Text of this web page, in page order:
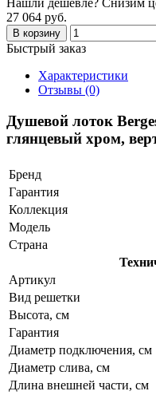
27 064 руб.
В корзину
Быстрый заказ
Характеристики
Отзывы (0)
Душевой лоток
глянцевый хром,
Бренд
Гарантия
Коллекция
Модель
Страна
Артикул
Вид решетки
Высота, см
Гарантия
Диаметр подключения, см
Диаметр слива, см
Длина внешней части, см